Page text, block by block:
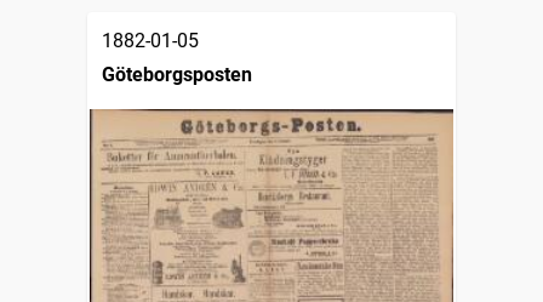
1882-01-05
Göteborgsposten